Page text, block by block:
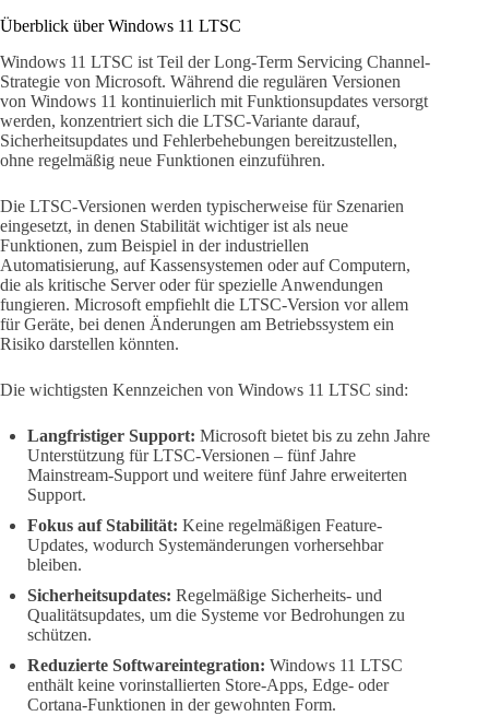
Überblick über Windows 11 LTSC
Windows 11 LTSC ist Teil der Long-Term Servicing Channel-
Strategie von Microsoft. Während die regulären Versionen
von Windows 11 kontinuierlich mit Funktionsupdates versorgt
werden, konzentriert sich die LTSC-Variante darauf,
Sicherheitsupdates und Fehlerbehebungen bereitzustellen,
ohne regelmäßig neue Funktionen einzuführen.
Die LTSC-Versionen werden typischerweise für Szenarien
eingesetzt, in denen Stabilität wichtiger ist als neue
Funktionen, zum Beispiel in der industriellen
Automatisierung, auf Kassensystemen oder auf Computern,
die als kritische Server oder für spezielle Anwendungen
fungieren. Microsoft empfiehlt die LTSC-Version vor allem
für Geräte, bei denen Änderungen am Betriebssystem ein
Risiko darstellen könnten.
Die wichtigsten Kennzeichen von Windows 11 LTSC sind:
Langfristiger Support: Microsoft bietet bis zu zehn Jahre
Unterstützung für LTSC-Versionen – fünf Jahre
Mainstream-Support und weitere fünf Jahre erweiterten
Support.
Fokus auf Stabilität: Keine regelmäßigen Feature-
Updates, wodurch Systemänderungen vorhersehbar
bleiben.
Sicherheitsupdates: Regelmäßige Sicherheits- und
Qualitätsupdates, um die Systeme vor Bedrohungen zu
schützen.
Reduzierte Softwareintegration: Windows 11 LTSC
enthält keine vorinstallierten Store-Apps, Edge- oder
Cortana-Funktionen in der gewohnten Form.